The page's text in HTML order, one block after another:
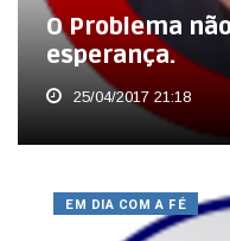
O Problema
esperança.
25/04/2017 21:18
EM DIA COM A FÉ